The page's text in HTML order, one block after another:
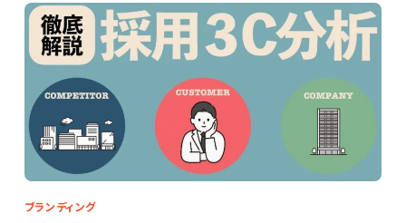
ブランディング